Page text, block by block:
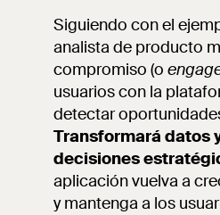
Siguiendo con el
analista de producto
compromiso (o
usuarios con la
detectar
Transformará datos
decisiones
aplicación vuelva a
y mantenga a los